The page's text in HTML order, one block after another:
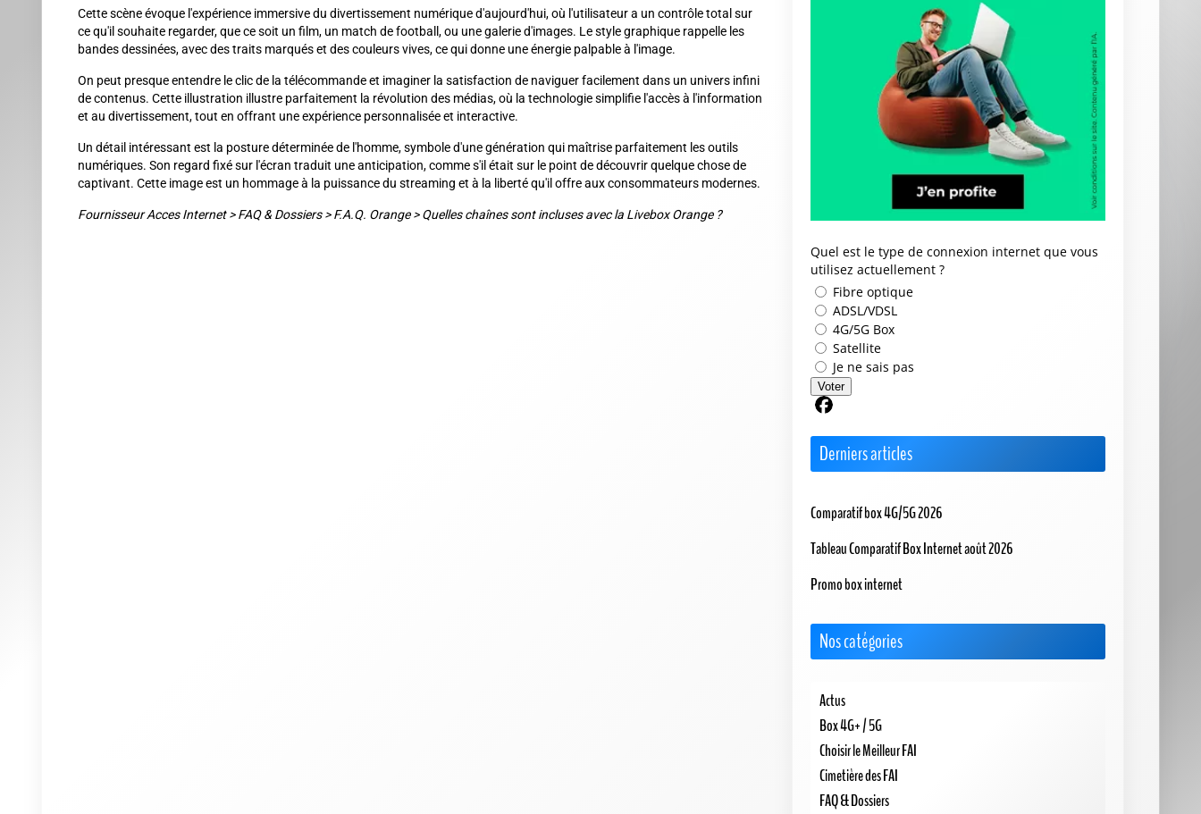
Cette scène évoque l'expérience immersive du divertissement numérique d'aujourd'hui, où l'utilisateur a un contrôle total sur
ce qu'il souhaite regarder, que ce soit un film, un match de football, ou une galerie d'images. Le style graphique rappelle les
bandes dessinées, avec des traits marqués et des couleurs vives, ce qui donne une énergie palpable à l'image.
On peut presque entendre le clic de la télécommande et imaginer la satisfaction de naviguer facilement dans un univers infini
de contenus. Cette illustration illustre parfaitement la révolution des médias, où la technologie simplifie l'accès à l'information
et au divertissement, tout en offrant une expérience personnalisée et interactive.
Un détail intéressant est la posture déterminée de l'homme, symbole d'une génération qui maîtrise parfaitement les outils
numériques. Son regard fixé sur l'écran traduit une anticipation, comme s'il était sur le point de découvrir quelque chose de
captivant. Cette image est un hommage à la puissance du streaming et à la liberté qu'il offre aux consommateurs modernes.
Fournisseur Acces Internet >FAQ & Dossiers >F.A.Q. Orange >Quelles chaînes sont incluses avec la Livebox Orange ?
Quel est le type de connexion internet que vous
utilisez actuellement ?
Fibre optique
ADSL/VDSL
4G/5G Box
Satellite
Je ne sais pas
Voter
Derniers articles
Comparatif box 4G/5G 2026
Tableau Comparatif Box Internet août 2026
Promo box internet
Nos catégories
Actus
Box 4G+ / 5G
Choisir le Meilleur FAI
Cimetière des FAI
FAQ & Dossiers